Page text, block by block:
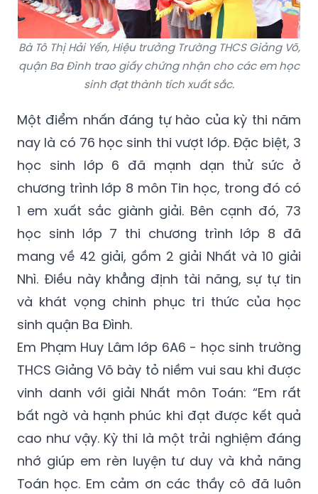
Bà Tô Thị Hải Yến, Hiệu trưởng Trường THCS Giảng Võ,
quận Ba Đình trao giấy chứng nhận cho các em học
sinh đạt thành tích xuất sắc.
Một điểm nhấn đáng tự hào của kỳ thi năm
nay là có 76 học sinh thi vượt lớp. Đặc biệt, 3
học sinh lớp 6 đã mạnh dạn thử sức ở
chương trình lớp 8 môn Tin học, trong đó có
1 em xuất sắc giành giải. Bên cạnh đó, 73
học sinh lớp 7 thi chương trình lớp 8 đã
mang về 42 giải, gồm 2 giải Nhất và 10 giải
Nhì. Điều này khẳng định tài năng, sự tự tin
và khát vọng chinh phục tri thức của học
sinh quận Ba Đình.
Em Phạm Huy Lâm lớp 6A6 - học sinh trường
THCS Giảng Võ bày tỏ niềm vui sau khi được
vinh danh với giải Nhất môn Toán: “Em rất
bất ngờ và hạnh phúc khi đạt được kết quả
cao như vậy. Kỳ thi là một trải nghiệm đáng
nhớ giúp em rèn luyện tư duy và khả năng
Toán học. Em cảm ơn các thầy cô đã luôn